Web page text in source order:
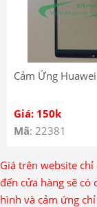
Cảm Ứng
Giá: 150k
Mã: 22381
Giá trên website
đến cửa hàng sẽ có
hình và cảm ứng